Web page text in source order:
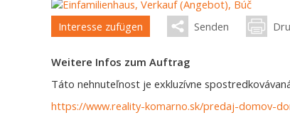
Interesse zufügen Senden
Weitere Infos zum Auftrag
Táto nehnuteľnost je exkluzívne